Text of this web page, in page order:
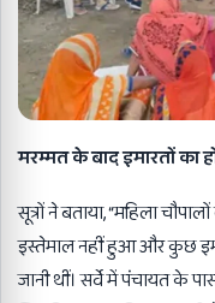
मरम्मत के बाद इमारतों का
सूत्रों ने बताया, “महिला
इस्तेमाल नहीं हुआ और कुछ
जानी थीं। सर्वे में पंचायत के